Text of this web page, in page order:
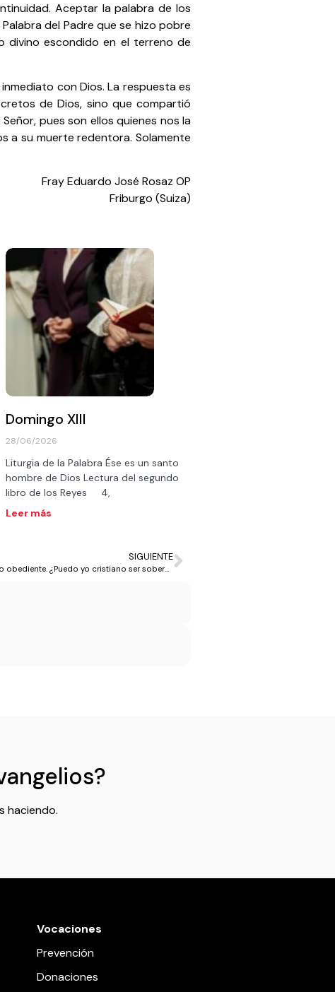
Aceptar la palabra de los
del Padre que se hizo pobre
divino escondido en el terreno de
con Dios. La respuesta es
de Dios, sino que compartió
pues son ellos quienes nos la
a su muerte redentora. Solamente
Fray Eduardo José Rosaz OP
Friburgo (Suiza)
Domingo XIII
28/06/2026
Liturgia de la Palabra Ése es un santo
hombre de Dios Lectura del segundo
libro de los Reyes 4,
Leer más
SIGUIENTE
Jesús, el Señor, el Hijo Único de Dios, fue humilde siervo obediente. ¿Puedo yo cristiano ser soberbio?
haciendo.
Vocaciones
Prevención
Donaciones